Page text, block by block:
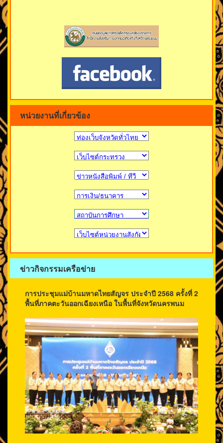
หน่วยงานที่เกี่ยวข้อง
ข่าวกิจกรรมเครือข่าย
การประชุมแม่บ้านมหาดไทยสัญจร ประจำปี 2568 ครั้งที่ 2
พื้นที่ภาคตะวันออกเฉียงเหนือ ในพื้นที่จังหวัดนครพนม